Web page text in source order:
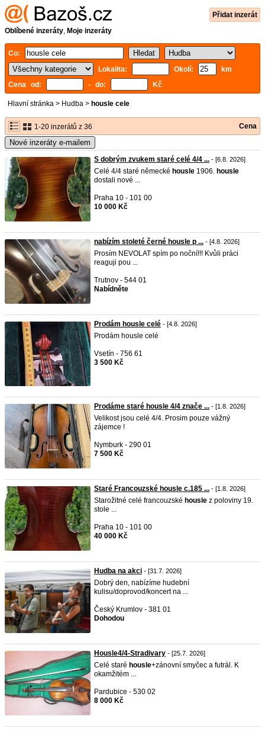
Přidat inzerát
Oblíbené inzeráty, Moje inzeráty
Co:
Lokalita:
Okolí:
km
Cena od:
- do: Kč
Hlavní stránka > Hudba > housle cele
1-20 inzerátů z 36 Cena
Nové inzeráty e-mailem
S dobrým zvukem staré celé 4/4 ... - [6.8. 2026]
Celé 4/4 staré německé housle 1906. housle
dostali nové ...
Praha 10 - 101 00
10 000 Kč
nabízím stoleté černé housle p ... - [4.8. 2026]
Prosím NEVOLAT spím po noční!!! Kvůli práci
reaguji pou ...
Trutnov - 544 01
Nabídněte
Prodám housle celé - [4.8. 2026]
Prodám housle celé
Vsetín - 756 61
3 500 Kč
Prodáme staré housle 4/4 znače ... - [1.8. 2026]
Velikost jsou celé 4/4. Prosim pouze vážný
zájemce !
Nymburk - 290 01
7 500 Kč
Staré Francouzské housle c.185 ... - [1.8. 2026]
Starožitné celé francouzské housle z poloviny 19.
stole ...
Praha 10 - 101 00
40 000 Kč
Hudba na akci - [31.7. 2026]
Dobrý den, nabízíme hudební
kulisu/doprovod/koncert na ...
Český Krumlov - 381 01
Dohodou
Housle4/4-Stradivary - [25.7. 2026]
Celé staré housle+zánovní smyčec a futrál. K
okamžitém ...
Pardubice - 530 02
8 000 Kč